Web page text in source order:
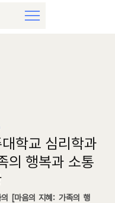
학교 심리학과
의 행복과 소통
[마음의 지혜: 가족의 행